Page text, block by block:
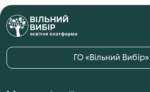
ГО«Вільний Вибір»